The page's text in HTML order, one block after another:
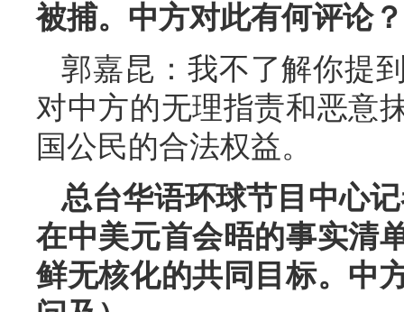
被捕。中方对此有何评论？
郭嘉昆：我不了解你提
对中方的无理指责和恶意
国公民的合法权益。
总台华语环球节目中心
在中美元首会晤的事实清
鲜无核化的共同目标。中